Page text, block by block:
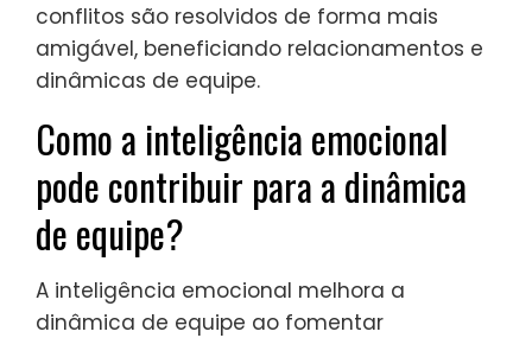
conflitos são resolvidos de forma mais
amigável, beneficiando relacionamentos e
dinâmicas de equipe.
Como a inteligência emocional
pode contribuir para a dinâmica
de equipe?
A inteligência emocional melhora a
dinâmica de equipe ao fomentar